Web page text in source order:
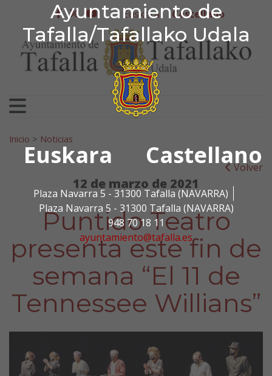
Ayuntamiento de
Tafalla/Tafallako Udala
Euskara Castellano
Plaza Navarra 5 - 31300 Tafalla (NAVARRA)
Plaza Navarra 5 - 31300 Tafalla (NAVARRA)
948 70 18 11
ayuntamiento@tafalla.es
Ir al contenido
Ayuntamiento de
facebook
twitter
youtube
Euskera Castellano
Search for:
Inicio > Noticias
Volver
12 de marzo de 2021
Puntido Teatro
presenta este fin de
semana “El 11 de
Tennessee Willians”